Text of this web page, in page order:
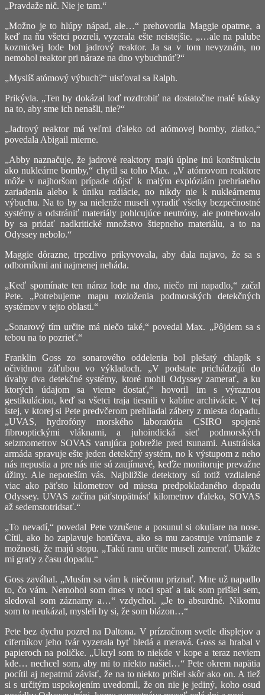
„Pravdaže nič. Nie je tam.“
„Možno je to hlúpy nápad, ale…“ prehovorila Maggie opatrne, a
keď na ňu všetci pozreli, vyzerala ešte neistejšie. „…ale na palube
kozmickej lode bol jadrový reaktor. Ja sa v tom nevyznám, no
nemohol reaktor pri náraze na dno vybuchnúť?“
„Myslíš atómový výbuch?“ uisťoval sa Ralph.
Prikývla. „Ten by dokázal loď rozdrobiť na dostatočne malé kúsky
na to, aby sme ich nenašli, nie?“
„Jadrový reaktor má veľmi ďaleko od atómovej bomby, zlatko,“
povedala Abigail mierne.
„Abby naznačuje, že jadrové reaktory majú úplne inú konštrukciu
ako nukleárne bomby,“ chytil sa toho Max. „V atómovom reaktore
môže v najhoršom prípade dôjsť k malým explóziám prehriateho
zariadenia alebo k úniku radiácie, no nikdy nie k nukleárnemu
výbuchu. Na to by sa nielenže museli vyradiť všetky bezpečnostné
systémy a odstrániť materiály pohlcujúce neutróny, ale potrebovalo
by sa pridať nadkritické množstvo štiepneho materiálu, a to na
Odyssey nebolo.“
Maggie dôrazne, trpezlivo prikyvovala, aby dala najavo, že sa s
odborníkmi ani najmenej neháda.
„Keď spomínate ten náraz lode na dno, niečo mi napadlo,“ začal
Pete. „Potrebujeme mapu rozloženia podmorských detekčných
systémov v tejto oblasti.“
„Sonarový tím určite má niečo také,“ povedal Max. „Pôjdem sa s
tebou na to pozrieť.“
Franklin Goss zo sonarového oddelenia bol plešatý chlapík s
očividnou záľubou vo výkladoch. „V podstate prichádzajú do
úvahy dva detekčné systémy, ktoré mohli Odyssey zamerať, a ku
ktorých údajom sa vieme dostať,“ hovoril im s výraznou
gestikuláciou, keď sa všetci traja tiesnili v kabíne archivácie. V tej
istej, v ktorej si Pete predvčerom prehliadal zábery z miesta dopadu.
„UVAS, hydrofóny morského laboratória CSIRO spojené
fibrooptickými vláknami, a juhoindická sieť podmorských
seizmometrov SOVAS varujúca pobrežie pred tsunami. Austrálska
armáda spravuje ešte jeden detekčný systém, no k výstupom z neho
nás nepustia a pre nás nie sú zaujímavé, keďže monitoruje prevažne
úžiny. Ale nepoteším vás. Najbližšie detektory sú totiž vzdialené
viac ako päťsto kilometrov od miesta predpokladaného dopadu
Odyssey. UVAS začína päťstopätnásť kilometrov ďaleko, SOVAS
až sedemstotridsať.“
„To nevadí,“ povedal Pete vzrušene a posunul si okuliare na nose.
Cítil, ako ho zaplavuje horúčava, ako sa mu zaostruje vnímanie z
možnosti, že majú stopu. „Takú ranu určite museli zamerať. Ukážte
mi grafy z času dopadu.“
Goss zaváhal. „Musím sa vám k niečomu priznať. Mne už napadlo
to, čo vám. Nemohol som dnes v noci spať a tak som prišiel sem,
sledoval som záznamy a…“ vzdychol. „Je to absurdné. Nikomu
som to neukázal, mysleli by si, že som blázon…“
Pete bez dychu pozrel na Daltona. V prízračnom svetle displejov a
ciferníkov jeho tvár vyzerala byť bledá a meravá. Goss sa hrabal v
papieroch na poličke. „Ukryl som to niekde v kope a teraz neviem
kde… nechcel som, aby mi to niekto našiel…“ Pete okrem napätia
pocítil aj nepatrnú závisť, že na to niekto prišiel skôr ako on. A tiež
si s určitým uspokojením uvedomil, že on nie je jediný, koho osud